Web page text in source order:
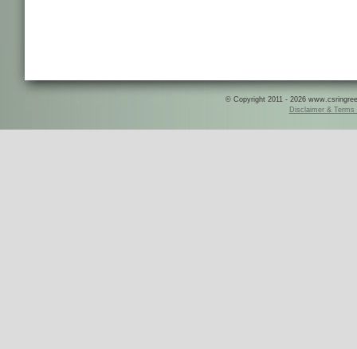
© Copyright 2011 - 2026
Disclaimer & Terms